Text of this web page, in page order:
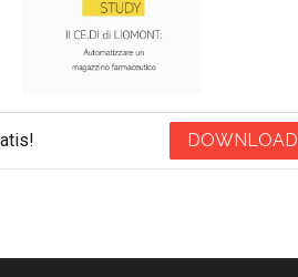
DOWNLOAD